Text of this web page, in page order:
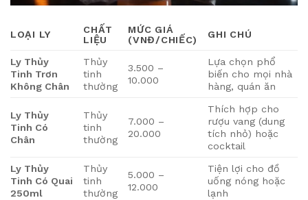
LOẠI LY
CHẤT
LIỆU
MỨC GIÁ
(VNĐ/CHIẾC)
GHI CHÚ
Ly Thủy
Tinh Trơn
Không Chân
Thủy
tinh
thường
3.500 –
10.000
Lựa chọn phổ
biến cho mọi nhà
hàng, quán ăn
Ly Thủy
Tinh Có
Chân
Thủy
tinh
thường
7.000 –
20.000
Thích hợp cho
rượu vang (dung
tích nhỏ) hoặc
cocktail
Ly Thủy
Tinh Có Quai
250ml
Thủy
tinh
thường
5.000 –
12.000
Tiện lợi cho đồ
uống nóng hoặc
lạnh